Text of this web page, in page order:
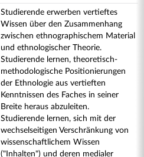
Studierende erwerben vertieftes
Wissen über den Zusammenhang
zwischen ethnographischem Material
und ethnologischer Theorie.
Studierende lernen, theoretisch-
methodologische Positionierungen
der Ethnologie aus vertieften
Kenntnissen des Faches in seiner
Breite heraus abzuleiten.
Studierende lernen, sich mit der
wechselseitigen Verschränkung von
wissenschaftlichem Wissen
("Inhalten") und deren medialer